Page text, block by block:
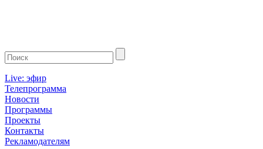
Live: эфир
Телепрограмма
Новости
Программы
Проекты
Контакты
Рекламодателям